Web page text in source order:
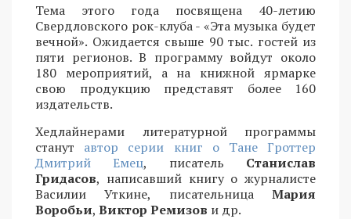
Тема этого года посвящена 40-летию
Свердловского рок-клуба - «Эта музыка будет
вечной». Ожидается свыше 90 тыс. гостей из
пяти регионов. В программу войдут около
180 мероприятий, а на книжной ярмарке
свою продукцию представят более 160
издательств.
Хедлайнерами литературной программы
станут автор серии книг о Тане Гроттер
Дмитрий Емец, писатель Станислав
Гридасов, написавший книгу о журналисте
Василии Уткине, писательница Мария
Воробьи, Виктор Ремизов и др.